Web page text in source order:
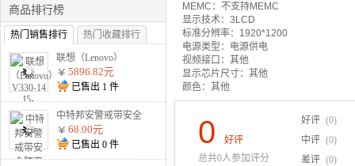
商品排行榜
热门销售排行 热门收藏排行
联想（Lenovo）
V330-14 I5-8250U
8G 1T 2G独显 无光
驱 W10 灰
5896.82元
已售出 1 件
中特邦安警戒带安全
隔离警示线交通警示
带涤 盒装125米加厚
款警戒线
68.00元
已售出 0 件
MEMC：不支持MEMC
显示技术：3LCD
标准分辨率：1920*1200
电源类型：电源供电
视频接口：其他
显示芯片尺寸：其他
颜色：其他
0
好评
总共0人参加评分
好评 (0)
中评 (0)
差评 (0)